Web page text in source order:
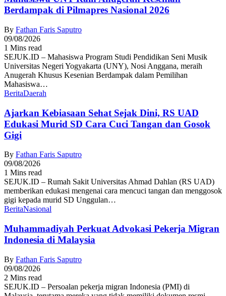
Berdampak di Pilmapres Nasional 2026
By Fathan Faris Saputro
09/08/2026
1 Mins read
SEJUK.ID – Mahasiswa Program Studi Pendidikan Seni Musik
Universitas Negeri Yogyakarta (UNY), Nosi Anggana, meraih
Anugerah Khusus Kesenian Berdampak dalam Pemilihan
Mahasiswa…
BeritaDaerah
Ajarkan Kebiasaan Sehat Sejak Dini, RS UAD
Edukasi Murid SD Cara Cuci Tangan dan Gosok
Gigi
By Fathan Faris Saputro
09/08/2026
1 Mins read
SEJUK.ID – Rumah Sakit Universitas Ahmad Dahlan (RS UAD)
memberikan edukasi mengenai cara mencuci tangan dan menggosok
gigi kepada murid SD Unggulan…
BeritaNasional
Muhammadiyah Perkuat Advokasi Pekerja Migran
Indonesia di Malaysia
By Fathan Faris Saputro
09/08/2026
2 Mins read
SEJUK.ID – Persoalan pekerja migran Indonesia (PMI) di